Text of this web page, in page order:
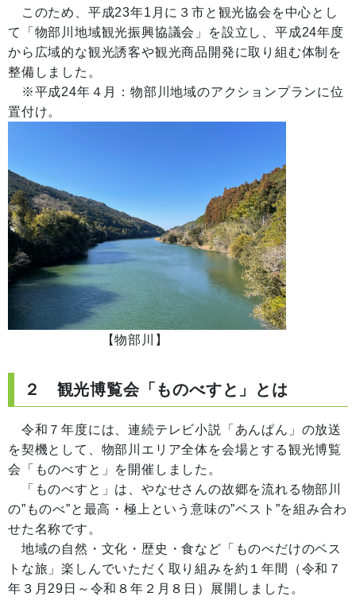
このため、平成23年1月に３市と観光協会を中心とし
て「物部川地域観光振興協議会」を設立し、平成24年度
から広域的な観光誘客や観光商品開発に取り組む体制を
整備しました。
※平成24年４月：物部川地域のアクションプランに位
置付け。
【物部川】
２ 観光博覧会「ものべすと」とは
令和７年度には、連続テレビ小説「あんぱん」の放送
を契機として、物部川エリア全体を会場とする観光博覧
会「ものべすと」を開催しました。
「ものべすと」は、やなせさんの故郷を流れる物部川
の”ものべ”と最高・極上という意味の”ベスト”を組み合わ
せた名称です。
地域の自然・文化・歴史・食など「ものべだけのベス
トな旅」楽しんでいただく取り組みを約１年間（令和７
年３月29日～令和８年２月８日）展開しました。